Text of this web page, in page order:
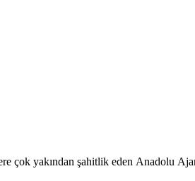
çok yakından şahitlik eden Anadolu